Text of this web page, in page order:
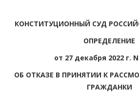
КОНСТИТУЦИОННЫЙ СУД
ОПРЕДЕЛЕНИЕ
от 27 декабря 2022 г.
ОБ ОТКАЗЕ В ПРИНЯТИИ К
ГРАЖДАНКИ